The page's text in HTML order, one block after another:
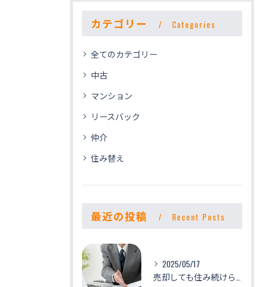
カテゴリー Categories
全てのカテゴリー
中古
マンション
リースバック
仲介
住み替え
最近の投稿 Recent Posts
2025/05/17